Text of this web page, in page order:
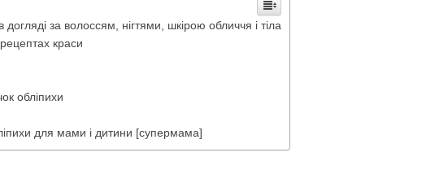
догляді за волоссям, нігтями, шкірою обличчя і тіла
краси
обліпихи
для мами і дитини [супермама]